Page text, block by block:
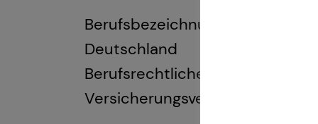
Berufsbezeichnung:
Deutschland
Berufsrechtliche Regelungen: §
Versicherungsvermittlung und